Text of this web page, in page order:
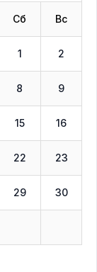
Сб Вс
1 2
8 9
15 16
22 23
29 30